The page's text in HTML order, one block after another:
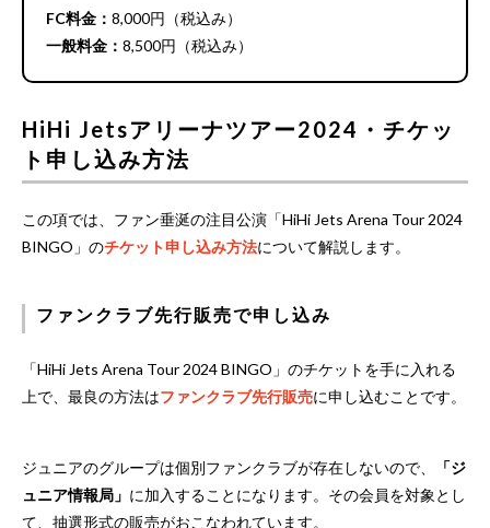
FC料金： 8,000円（税込み）
一般料金： 8,500円（税込み）
HiHi Jetsアリーナツアー2024・チケッ
ト申し込み方法
この項では、ファン垂涎の注目公演「HiHi Jets Arena Tour 2024
BINGO」のチケット申し込み方法について解説します。
ファンクラブ先行販売で申し込み
「HiHi Jets Arena Tour 2024 BINGO」のチケットを手に入れる
上で、最良の方法はファンクラブ先行販売に申し込むことです。
ジュニアのグループは個別ファンクラブが存在しないので、
「ジ
ュニア情報局」 に加入することになります。その会員を対象とし
て、抽選形式の販売がおこなわれています。